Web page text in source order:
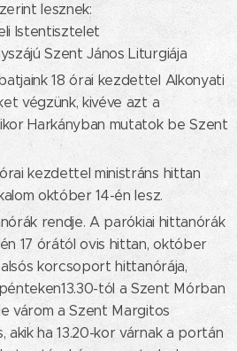
lesznek:
Istentisztelet
Szent János Liturgiája
18 órai kezdettel Alkonyati
végzünk, kivéve azt a
Harkányban mutatok be Szent
kezdettel ministráns hittan
október 14-én lesz.
rendje. A parókiai hittanórák
17 órától ovis hittan, október
korcsoport hittanórája,
tól a Szent Mórban
várom a Szent Margitos
akik ha 13.20-kor várnak a portán